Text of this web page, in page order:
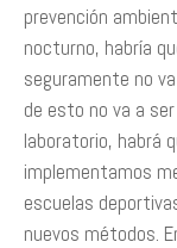
prevención
nocturno, habría
seguramente no
de esto no va a
laboratorio, habrá
implementamos
escuelas
nuevos métodos.